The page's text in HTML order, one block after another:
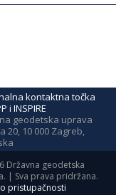
kontaktna točka
i INSPIRE
geodetska uprava
20, 10 000 Zagreb,
Državna geodetska
| Sva prava pridržana.
pristupačnosti